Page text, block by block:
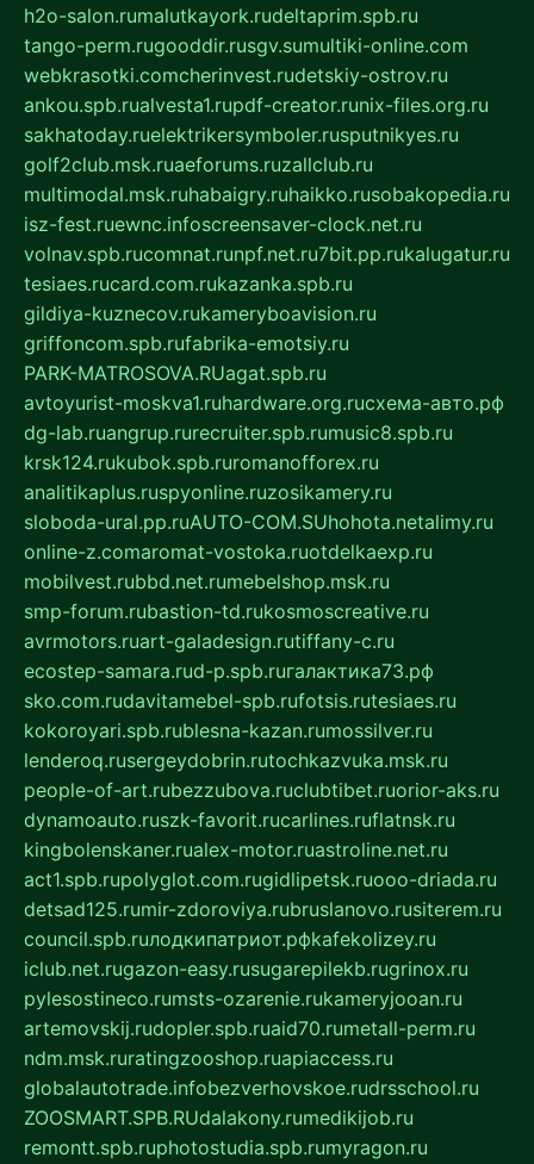
h2o-salon.rumalutkayork.rudeltaprim.spb.ru
tango-perm.rugooddir.rusgv.sumultiki-online.com
webkrasotki.comcherinvest.rudetskiy-ostrov.ru
ankou.spb.rualvesta1.rupdf-creator.runix-files.org.ru
sakhatoday.ruelektrikersymboler.rusputnikyes.ru
golf2club.msk.ruaeforums.ruzallclub.ru
multimodal.msk.ruhabaigry.ruhaikko.rusobakopedia.ru
isz-fest.ruewnc.infoscreensaver-clock.net.ru
volnav.spb.rucomnat.runpf.net.ru7bit.pp.rukalugatur.ru
tesiaes.rucard.com.rukazanka.spb.ru
gildiya-kuznecov.rukameryboavision.ru
griffoncom.spb.rufabrika-emotsiy.ru
PARK-MATROSOVA.RUagat.spb.ru
avtoyurist-moskva1.ruhardware.org.ruсхема-авто.рф
dg-lab.ruangrup.rurecruiter.spb.rumusic8.spb.ru
krsk124.rukubok.spb.ruromanofforex.ru
analitikaplus.ruspyonline.ruzosikamery.ru
sloboda-ural.pp.ruAUTO-COM.SUhohota.netalimy.ru
online-z.comaromat-vostoka.ruotdelkaexp.ru
mobilvest.rubbd.net.rumebelshop.msk.ru
smp-forum.rubastion-td.rukosmoscreative.ru
avrmotors.ruart-galadesign.rutiffany-c.ru
ecostep-samara.rud-p.spb.ruгалактика73.рф
sko.com.rudavitamebel-spb.rufotsis.rutesiaes.ru
kokoroyari.spb.rublesna-kazan.rumossilver.ru
lenderoq.rusergeydobrin.rutochkazvuka.msk.ru
people-of-art.rubezzubova.ruclubtibet.ruorior-aks.ru
dynamoauto.ruszk-favorit.rucarlines.ruflatnsk.ru
kingbolenskaner.rualex-motor.ruastroline.net.ru
act1.spb.rupolyglot.com.rugidlipetsk.ruooo-driada.ru
detsad125.rumir-zdoroviya.rubruslanovo.rusiterem.ru
council.spb.ruлодкипатриот.рфkafekolizey.ru
iclub.net.rugazon-easy.rusugarepilekb.rugrinox.ru
pylesostineco.rumsts-ozarenie.rukameryjooan.ru
artemovskij.rudopler.spb.ruaid70.rumetall-perm.ru
ndm.msk.ruratingzooshop.ruapiaccess.ru
globalautotrade.infobezverhovskoe.rudrsschool.ru
ZOOSMART.SPB.RUdalakony.rumedikijob.ru
remontt.spb.ruphotostudia.spb.rumyragon.ru